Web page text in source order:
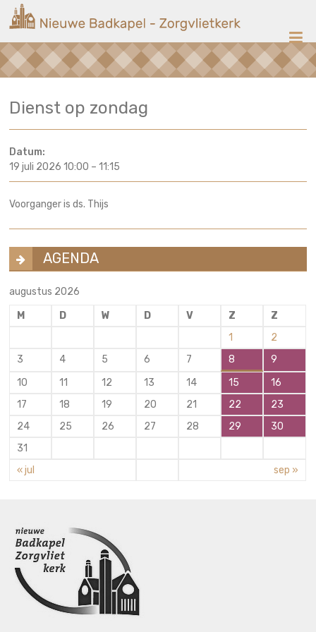
naar
inhoud
Nieuwe
Badkapel
op
Dienst op zondag
Datum:
19 juli 2026 10:00 –11:15
Voorganger is ds. Thijs
AGENDA
augustus 2026
M
D W D V Z
Z
1
2
3
4 5 6 7 8
9
10
11 12 13 14 15
16
17
18 19 20 21 22
23
24
25 26 27 28 29
30
31
« jul
sep »